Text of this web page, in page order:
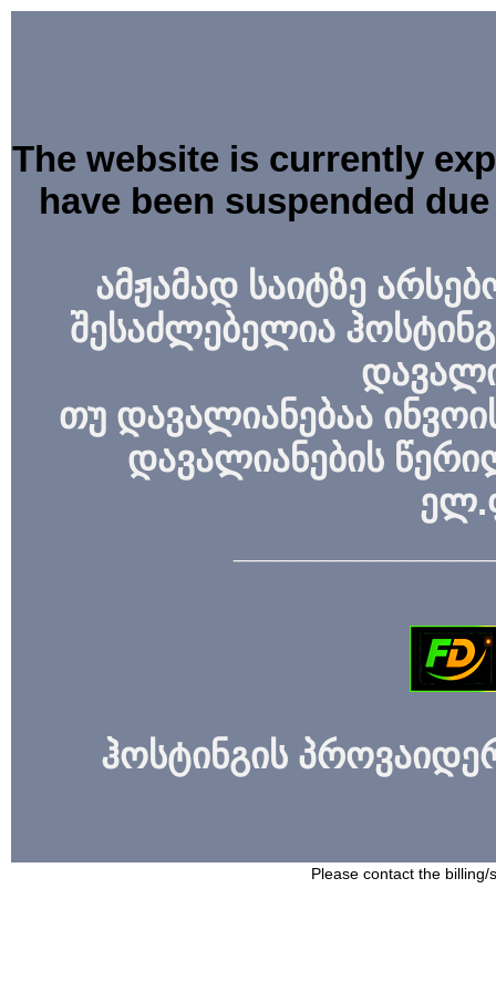
The website is currently
have been suspended
ამჟამად საიტზე
შესაძლებელია
თუ დავალიანებაა
დავალიანების
ჰოსტინგის
Please contact the